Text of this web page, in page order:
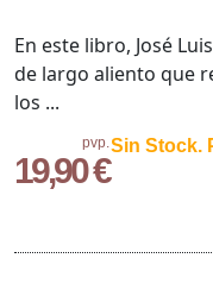
pvp.
19,90 €
Sin Stock.
En este libro, José
de largo aliento que
los ...